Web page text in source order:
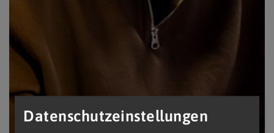
Datenschutzeinstellungen